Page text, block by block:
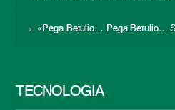
«Pega Betulio… Pega Betulio…
TECNOLOGÍA